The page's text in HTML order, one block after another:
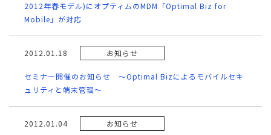
2012年春モデル)にオプティムのMDM「Optimal Biz for
Mobile」が対応
2012.01.18 お知らせ
セミナー開催のお知らせ ～Optimal Bizによるモバイルセキ
ュリティと端末管理～
2012.01.04 お知らせ